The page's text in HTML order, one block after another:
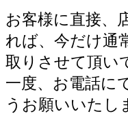
お客様に直接、
れば、今だけ通
取りさせて頂い
一度、お電話に
うお願いいたし